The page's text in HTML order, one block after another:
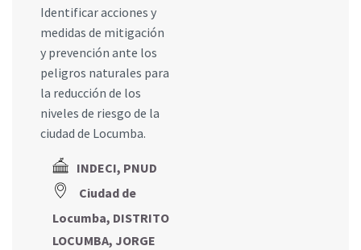
Identificar acciones y
medidas de mitigación
y prevención ante los
peligros naturales para
la reducción de los
niveles de riesgo de la
ciudad de Locumba.
INDECI, PNUD
Ciudad de
Locumba, DISTRITO
LOCUMBA, JORGE